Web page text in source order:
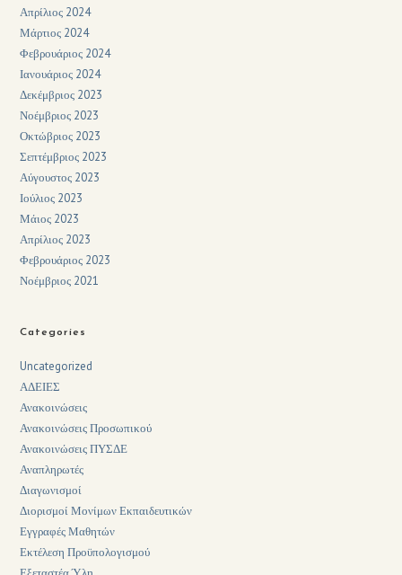
Απρίλιος 2024
Μάρτιος 2024
Φεβρουάριος 2024
Ιανουάριος 2024
Δεκέμβριος 2023
Νοέμβριος 2023
Οκτώβριος 2023
Σεπτέμβριος 2023
Αύγουστος 2023
Ιούλιος 2023
Μάιος 2023
Απρίλιος 2023
Φεβρουάριος 2023
Νοέμβριος 2021
Categories
Uncategorized
ΑΔΕΙΕΣ
Ανακοινώσεις
Ανακοινώσεις Προσωπικού
Ανακοινώσεις ΠΥΣΔΕ
Αναπληρωτές
Διαγωνισμοί
Διορισμοί Μονίμων Εκπαιδευτικών
Εγγραφές Μαθητών
Εκτέλεση Προϋπολογισμού